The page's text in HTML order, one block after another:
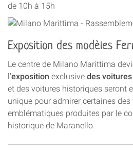
de 10h à 15h
Exposition des modèles
Le centre de Milano Marittima
l'exposition exclusive des
et des voitures historiques seront
unique pour admirer certaines
emblématiques produites par le
historique de Maranello.